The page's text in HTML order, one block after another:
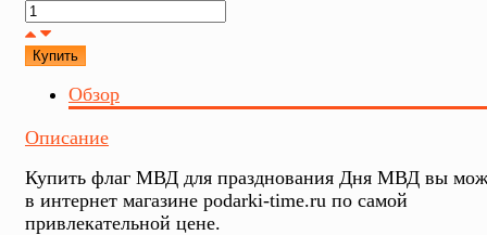
Купить
Обзор
Описание
Купить флаг МВД для празднования Дня МВД вы
в интернет магазине podarki-time.ru по самой
привлекательной цене.